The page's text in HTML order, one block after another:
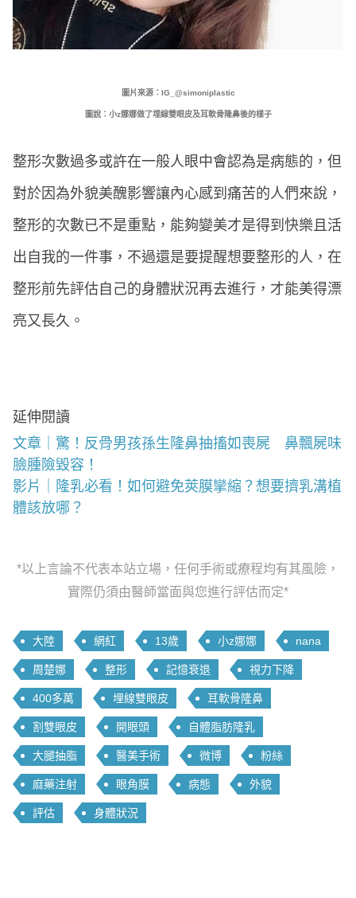
圖片來源：IG_@simoniplastic
圖說：小z娜娜做了埋線雙眼皮及耳軟骨隆鼻後的樣子
整形次數過多或許在一般人眼中會認為是病態的，但
對於因為外貌美醜影響讓內心感到痛苦的人們來說，
整形的次數已不是重點，能夠變美才是得到快樂且活
出自我的一件事，不過還是要提醒想要整形的人，在
整形前先評估自己的身體狀況再去進行，才能美得漂
亮又長久。
延伸閱讀
文章｜驚！反骨男孩孫生隆鼻抽搐如喪屍 鼻飄屍味
臉腫險毀容！
影片｜隆乳必看！如何避免莢膜攣縮？想要擠乳溝植
體該放哪？
*以上言論不代表本站立場，任何手術或療程均有其風險，
實際仍須由醫師當面與您進行評估而定*
大陸 網紅 13歲 小z娜娜 nana
周楚娜 整形 記憶衰退 視力下降
400多萬 埋線雙眼皮 耳軟骨隆鼻
割雙眼皮 開眼頭 自體脂肪隆乳
大腿抽脂 醫美手術 微博 粉絲
麻藥注射 眼角膜 病態 外貌
評估 身體狀況